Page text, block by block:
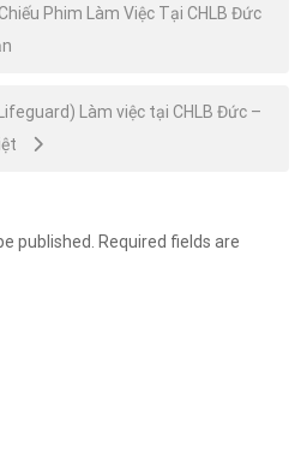
Phim Làm Việc Tại CHLB Đức
Làm việc tại CHLB Đức –
published.
Required fields are